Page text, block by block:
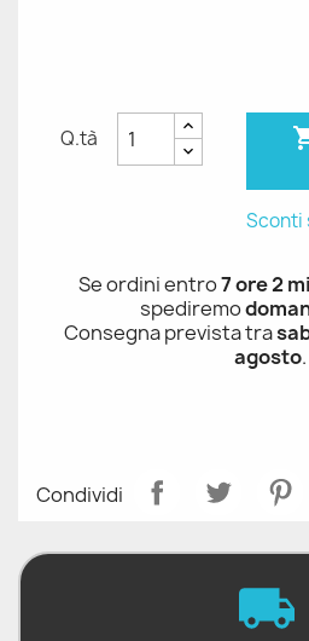
Q.tà
Sconti
Se ordini entro7 ore 2
spediremo
Consegna prevista tra
agosto.
Condividi